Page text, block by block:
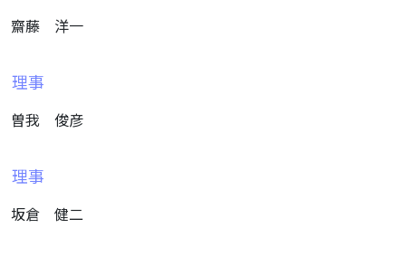
齋藤 洋一
理事
曽我 俊彦
理事
坂倉 健二